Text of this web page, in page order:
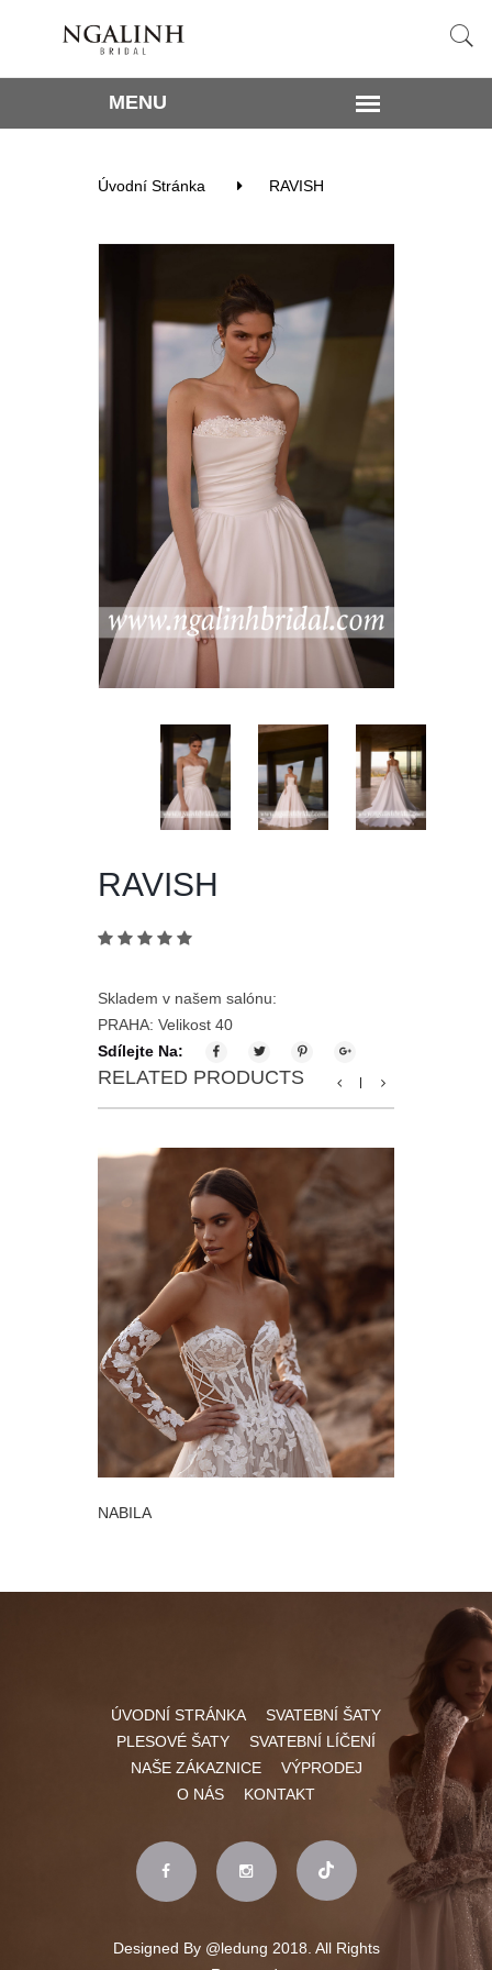
Úvodní Stránka RAVISH
RAVISH
Skladem v našem salónu:
PRAHA: Velikost 40
Sdílejte Na:
RELATED PRODUCTS
NABILA
ÚVODNÍ STRÁNKA
SVATEBNÍ ŠATY
PLESOVÉ ŠATY
SVATEBNÍ LÍČENÍ
NAŠE ZÁKAZNICE
VÝPRODEJ
O NÁS
KONTAKT
Designed By @ledung 2018. All Rights